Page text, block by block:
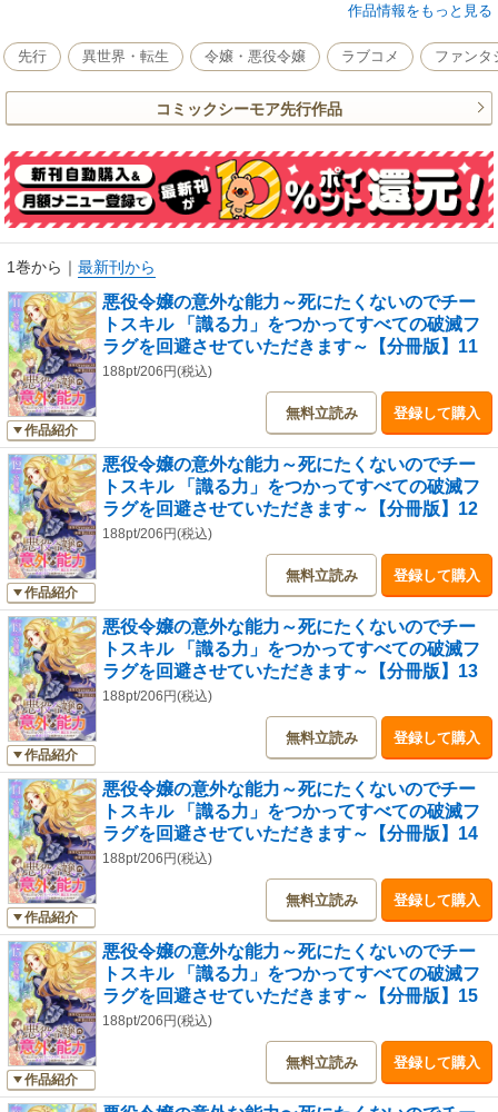
子との婚約破棄を画策するも、エリオットはアイリス一筋で婚約破棄に応
ートスキルが発現！ あらゆる魔法を使い放題できるその能力こそが、断
罪イベントを阻止できる唯一の手段だとアイリスは確信してーー
作品情報をもっと見る
先行 異世界・転生 令嬢・悪役令嬢 ラブコメ ファンタ
コミックシーモア先行作品
1巻から ｜ 最新刊から
作品紹介
悪役令嬢の意外な能力～死にたくないのでチー
トスキル 「識る力」をつかってすべての破滅フ
ラグを回避させていただきます～【分冊版】11
188pt/206円(税込)
無料立読み 登録して購入
作品紹介
悪役令嬢の意外な能力～死にたくないのでチー
トスキル 「識る力」をつかってすべての破滅フ
ラグを回避させていただきます～【分冊版】12
188pt/206円(税込)
無料立読み 登録して購入
作品紹介
悪役令嬢の意外な能力～死にたくないのでチー
トスキル 「識る力」をつかってすべての破滅フ
ラグを回避させていただきます～【分冊版】13
188pt/206円(税込)
無料立読み 登録して購入
作品紹介
悪役令嬢の意外な能力～死にたくないのでチー
トスキル 「識る力」をつかってすべての破滅フ
ラグを回避させていただきます～【分冊版】14
188pt/206円(税込)
無料立読み 登録して購入
作品紹介
悪役令嬢の意外な能力～死にたくないのでチー
トスキル 「識る力」をつかってすべての破滅フ
ラグを回避させていただきます～【分冊版】15
188pt/206円(税込)
無料立読み 登録して購入